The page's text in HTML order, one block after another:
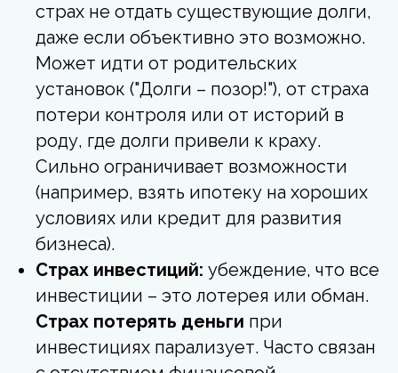
страх не отдать существующие долги,
даже если объективно это возможно.
Может идти от родительских
установок ("Долги – позор!"), от страха
потери контроля или от историй в
роду, где долги привели к краху.
Сильно ограничивает возможности
(например, взять ипотеку на хороших
условиях или кредит для развития
бизнеса).
Страх инвестиций: убеждение, что все
инвестиции – это лотерея или обман.
Страх потерять деньги при
инвестициях парализует. Часто связан